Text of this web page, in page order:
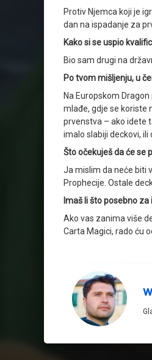
Protiv Njemca koji je
dan na ispadanje za
Kako si se uspio
Bio sam drugi na
Po tvom mišljenju, u
Na Europskom
mlađe, gdje se koriste
prvenstva – ako idete
imalo slabiji deckovi, ili
Što očekuješ da će se
Ja mislim da neće biti
Prophecije. Ostale
Imaš li što posebno
Ako vas zanima više
Carta Magici, rado ću